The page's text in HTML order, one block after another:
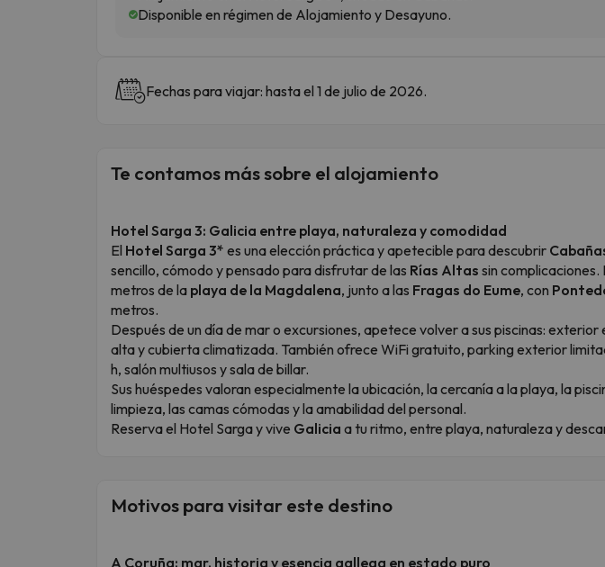
Disponible en régimen de Alojamiento y Desayuno.
Fechas para viajar: hasta el 1 de julio de 2026.
Te contamos más sobre el alojamiento
Hotel Sarga 3: Galicia entre playa, naturaleza y comodidad
El Hotel Sarga 3* es una elección práctica y apetecible para descubrir
sencillo, cómodo y pensado para disfrutar de las Rías Altas sin complicaciones.
metros de la playa de la Magdalena, junto a las Fragas do Eume, con
metros.
Después de un día de mar o excursiones, apetece volver a sus piscinas:
alta y cubierta climatizada. También ofrece WiFi gratuito, parking exterior
h, salón multiusos y sala de billar.
Sus huéspedes valoran especialmente la ubicación, la cercanía a la playa, la
limpieza, las camas cómodas y la amabilidad del personal.
Reserva el Hotel Sarga y vive Galicia a tu ritmo, entre playa, naturaleza y
Motivos para visitar este destino
A Coruña: mar, historia y esencia gallega en estado puro